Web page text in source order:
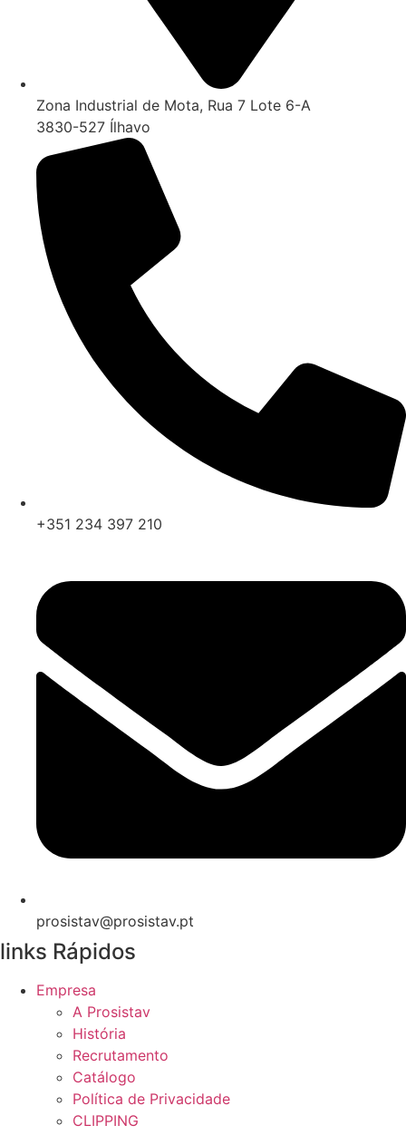
Zona Industrial de Mota, Rua 7 Lote 6-A
3830-527 Ílhavo
+351 234 397 210
prosistav@prosistav.pt
links Rápidos
Empresa
A Prosistav
História
Recrutamento
Catálogo
Política de Privacidade
CLIPPING